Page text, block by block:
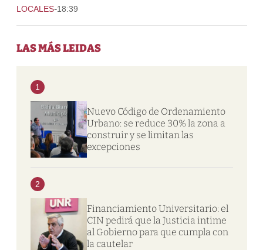
LOCALES-18:39
LAS MÁS LEIDAS
1
Nuevo Código de Ordenamiento
Urbano: se reduce 30% la zona a
construir y se limitan las
excepciones
2
Financiamiento Universitario: el
CIN pedirá que la Justicia intime
al Gobierno para que cumpla con
la cautelar